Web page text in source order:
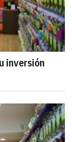
inversión